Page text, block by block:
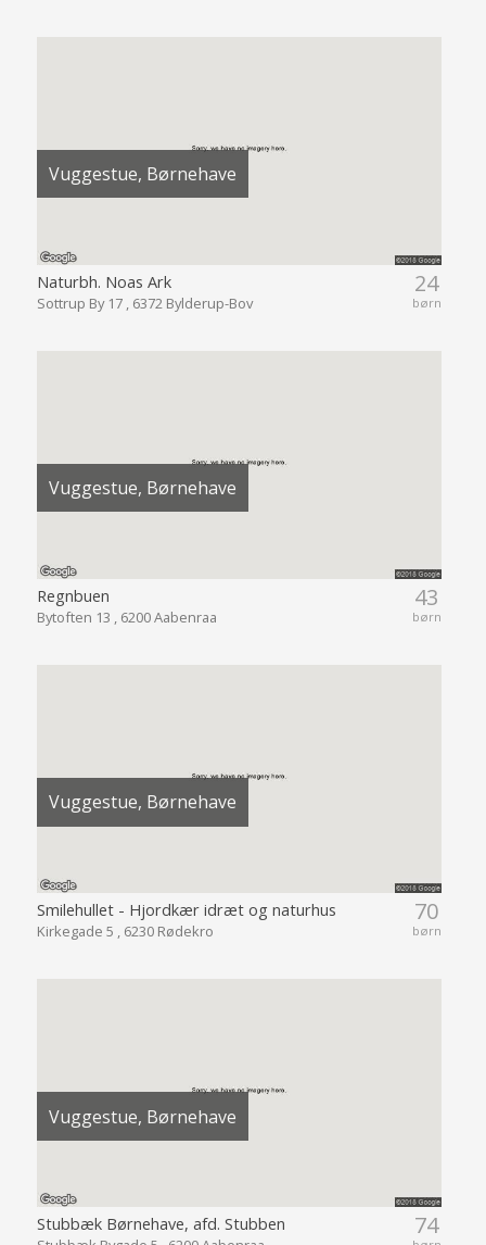
Vuggestue, Børnehave
24
børn
Naturbh. Noas Ark
Sottrup By 17 , 6372 Bylderup-Bov
Vuggestue, Børnehave
43
børn
Regnbuen
Bytoften 13 , 6200 Aabenraa
Vuggestue, Børnehave
70
børn
Smilehullet - Hjordkær idræt og naturhus
Kirkegade 5 , 6230 Rødekro
Vuggestue, Børnehave
74
Stubbæk Børnehave, afd. Stubben